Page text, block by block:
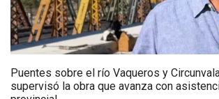
Puentes sobre el río Vaqueros y
supervisó la obra que avanza con